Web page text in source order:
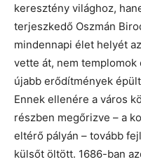
keresztény világhoz,
terjeszkedő Oszmán
mindennapi élet helyét
vette át, nem templomok
újabb erődítmények
Ennek ellenére a város
részben megőrizve – a
eltérő pályán – tovább
külsőt öltött. 1686-ban